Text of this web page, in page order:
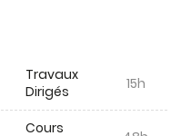
Travaux
Dirigés
15h
Cours